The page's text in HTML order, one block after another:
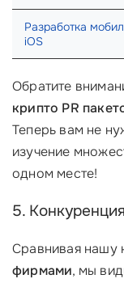
Разработка
iOS
Обратите
крипто PR
Теперь вам не
изучение
одном месте!
5.
Сравнивая нашу
фирмами, мы